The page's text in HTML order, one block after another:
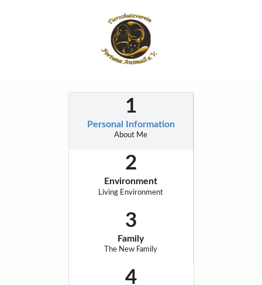
Personal Information
About Me
Environment
Living Environment
Family
The New Family